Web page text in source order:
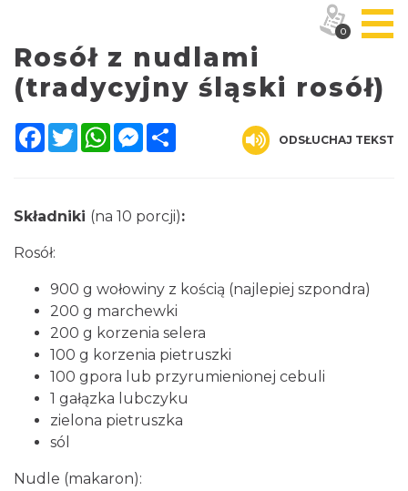
Rosół z nudlami
(tradycyjny śląski rosół)
Facebook
TwitterWhatsAppMessenger
ODSŁUCHAJ TEKST
Składniki (na 10 porcji):
Rosół:
900 g wołowiny z kością (najlepiej szpondra)
200 g marchewki
200 g korzenia selera
100 g korzenia pietruszki
100 gpora lub przyrumienionej cebuli
1 gałązka lubczyku
zielona pietruszka
sól
Nudle (makaron):
0